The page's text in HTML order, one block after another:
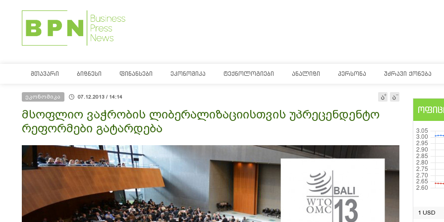
ᲛᲗᲐᲕᲐᲠᲘ ᲑᲘᲖᲜᲔᲡᲘ ᲤᲘᲜᲐᲜᲡᲔᲑᲘ ᲔᲙᲝᲜᲝᲛᲘᲙᲐ ᲢᲔᲥᲜᲝᲚᲝᲒᲘᲔᲑᲘ ᲐᲜᲐᲚᲘᲖᲘ ᲞᲔᲠᲡᲝᲜᲐ ᲣᲫᲠᲐᲕᲘ ᲥᲝᲜᲔᲑᲐ
ეკონომიკა 07.12.2013 / 14:14
მსოფლიო ვაჭრობის ლიბერალიზაციისთვის უპრეცენდენტო
რეფორმები გატარდება
1 USD